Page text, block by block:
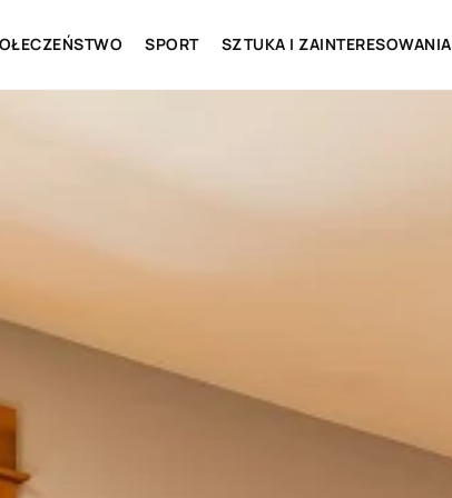
SPORT SZTUKA I ZAINTERESOWANIA